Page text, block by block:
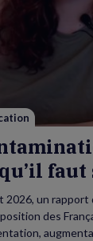
2026, un rapport
des